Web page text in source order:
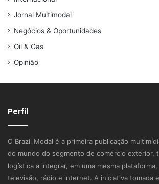
Jornal Multimodal
Negócios & Oportunidades
Oil & Gas
Opinião
Perfil
O Brazil Modal é a primeira publicação
do mundo do segmento de comércio exterior,
logística a integrar, em uma mesma
televisão, rádio e internet. A iniciativa tomada